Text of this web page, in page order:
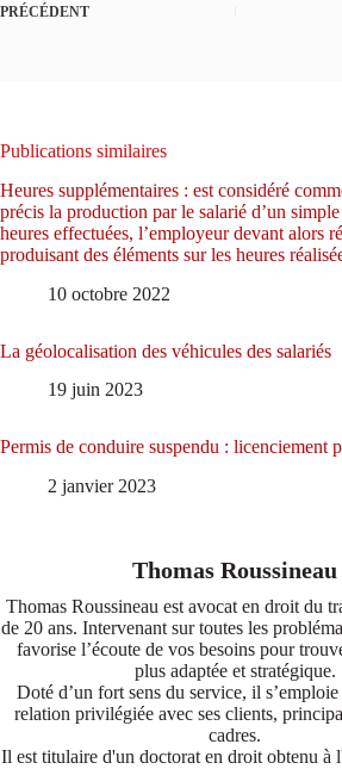
PRÉCÉDENT
Publications similaires
Heures supplémentaires : est considéré
précis la production par le salarié d’un
heures effectuées, l’employeur devant alors
produisant des éléments sur les heures
10 octobre 2022
La géolocalisation des véhicules des salariés
19 juin 2023
Permis de conduire suspendu : licenciement
2 janvier 2023
Thomas Roussineau
Thomas Roussineau est avocat en droit du
de 20 ans. Intervenant sur toutes les
favorise l’écoute de vos besoins pour
plus adaptée et stratégique.
Doté d’un fort sens du service, il
relation privilégiée avec ses clients,
cadres.
Il est titulaire d'un doctorat en droit obtenu à